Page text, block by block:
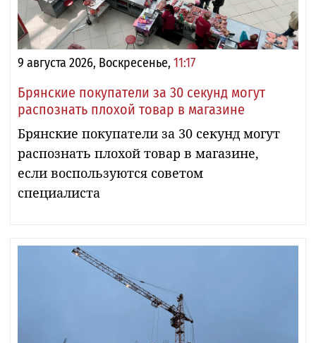
9 августа 2026, Воскресенье, 11:17
Брянские покупатели за 30 секунд могут
распознать плохой товар в магазине
Брянские покупатели за 30 секунд могут
распознать плохой товар в магазине,
если воспользуются советом
специалиста